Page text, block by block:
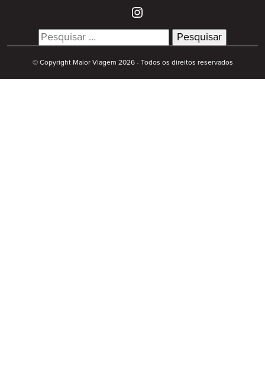
Search
for:
© Copyright Maior Viagem 2026 - Todos os direitos reservados